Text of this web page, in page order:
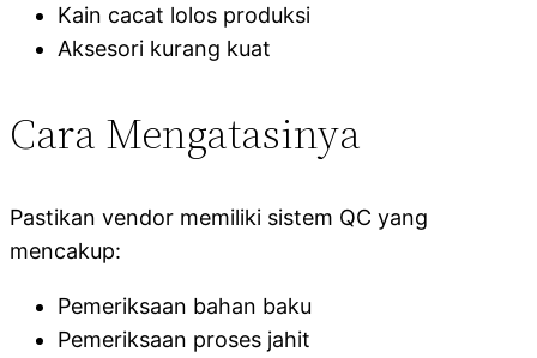
Kain cacat lolos produksi
Aksesori kurang kuat
Cara Mengatasinya
Pastikan vendor memiliki sistem QC yang
mencakup:
Pemeriksaan bahan baku
Pemeriksaan proses jahit